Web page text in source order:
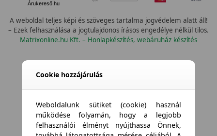
Árukereső.hu
A weboldal teljes képi és szöveges tartalma jogvédelem alatt áll!
– Ezek felhasználása a jogtulajdonos írásos engedélye nélkül tilos.
Matrixonline.hu Kft. – Honlapkészítés, webáruház készítés
Cookie hozzájárulás
Weboldalunk sütiket (cookie) használ
működése folyamán, hogy a legjobb
felhasználói élményt nyújthassa Önnek,